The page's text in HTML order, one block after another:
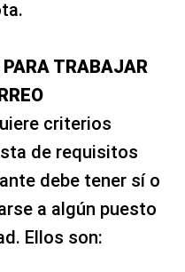
PARA TRABAJAR
criterios
de requisitos
debe tener sí o
a algún puesto
Ellos son: